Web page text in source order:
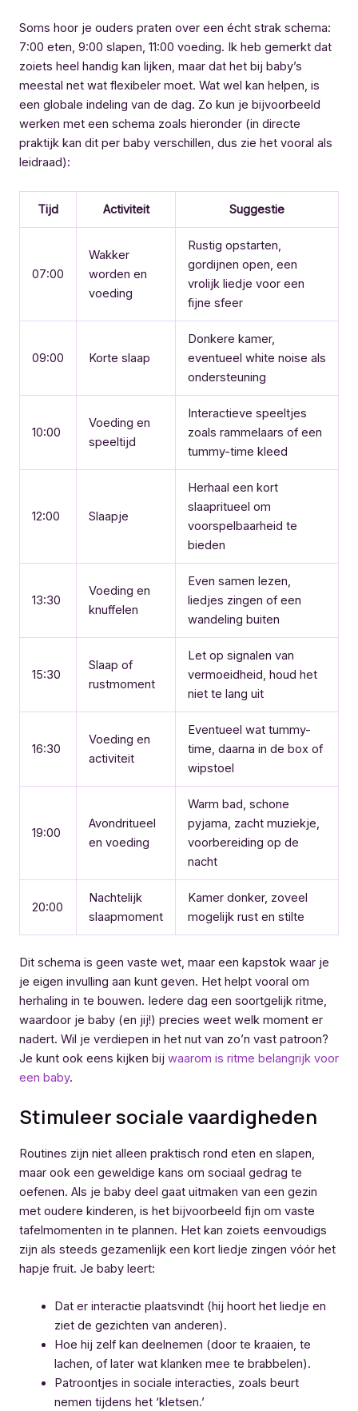
Soms hoor je ouders praten over een écht strak schema:
7:00 eten, 9:00 slapen, 11:00 voeding. Ik heb gemerkt dat
zoiets heel handig kan lijken, maar dat het bij baby’s
meestal net wat flexibeler moet. Wat wel kan helpen, is
een globale indeling van de dag. Zo kun je bijvoorbeeld
werken met een schema zoals hieronder (in directe
praktijk kan dit per baby verschillen, dus zie het vooral als
leidraad):
Tijd Activiteit Suggestie
07:00
Wakker
worden en
voeding
Rustig opstarten,
gordijnen open, een
vrolijk liedje voor een
fijne sfeer
09:00 Korte slaap
Donkere kamer,
eventueel white noise als
ondersteuning
10:00
Voeding en
speeltijd
Interactieve speeltjes
zoals rammelaars of een
tummy-time kleed
12:00 Slaapje
Herhaal een kort
slaapritueel om
voorspelbaarheid te
bieden
13:30
Voeding en
knuffelen
Even samen lezen,
liedjes zingen of een
wandeling buiten
15:30
Slaap of
rustmoment
Let op signalen van
vermoeidheid, houd het
niet te lang uit
16:30
Voeding en
activiteit
Eventueel wat tummy-
time, daarna in de box of
wipstoel
19:00
Avondritueel
en voeding
Warm bad, schone
pyjama, zacht muziekje,
voorbereiding op de
nacht
20:00
Nachtelijk
slaapmoment
Kamer donker, zoveel
mogelijk rust en stilte
Dit schema is geen vaste wet, maar een kapstok waar je
je eigen invulling aan kunt geven. Het helpt vooral om
herhaling in te bouwen. Iedere dag een soortgelijk ritme,
waardoor je baby (en jij!) precies weet welk moment er
nadert. Wil je verdiepen in het nut van zo’n vast patroon?
Je kunt ook eens kijken bij waarom is ritme belangrijk voor
een baby.
Stimuleer sociale vaardigheden
Routines zijn niet alleen praktisch rond eten en slapen,
maar ook een geweldige kans om sociaal gedrag te
oefenen. Als je baby deel gaat uitmaken van een gezin
met oudere kinderen, is het bijvoorbeeld fijn om vaste
tafelmomenten in te plannen. Het kan zoiets eenvoudigs
zijn als steeds gezamenlijk een kort liedje zingen vóór het
hapje fruit. Je baby leert:
Dat er interactie plaatsvindt (hij hoort het liedje en
ziet de gezichten van anderen).
Hoe hij zelf kan deelnemen (door te kraaien, te
lachen, of later wat klanken mee te brabbelen).
Patroontjes in sociale interacties, zoals beurt
nemen tijdens het ‘kletsen.’